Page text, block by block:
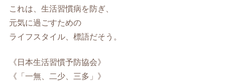
これは、生活習慣病を防ぎ、
元気に過ごすための
ライフスタイル、標語だそう。
《日本生活習慣予防協会》
《「一無、二少、三多」》